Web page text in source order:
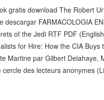
gratis download The Robert
descargar FARMACOLOGIA
of the Jedi RTF PDF
for Hire: How the CIA Buys
Martine par Gilbert Delahaye,
des lecteurs anonymes